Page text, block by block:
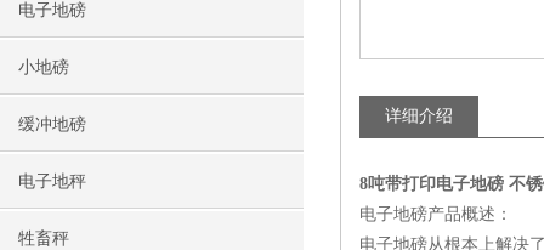
电子地磅
小地磅
缓冲地磅
电子地秤
牲畜秤
详细介绍
8吨带打印电子地磅 不
电子地磅产品概述：
电子地磅从根本上解决